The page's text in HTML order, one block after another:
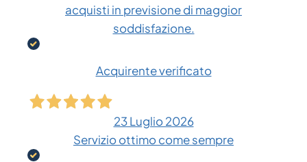
acquisti in previsione di maggior
soddisfazione.
Acquirente verificato
23 Luglio 2026
Servizio ottimo come sempre